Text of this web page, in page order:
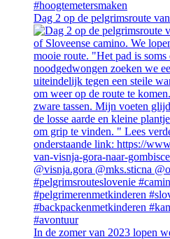
Dag 2 op de pelgrimsroute
In de zomer van 2023 lopen